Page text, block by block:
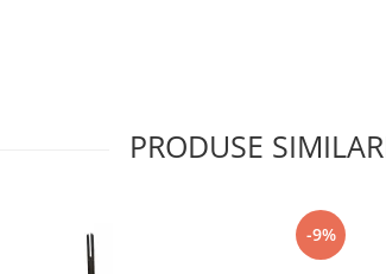
PRODUSE
-9%